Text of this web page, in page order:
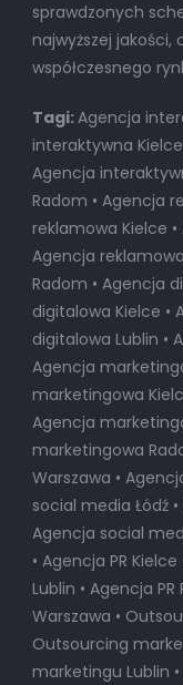
sprawdzonych
najwyższej
współczesnego
Tagi:Agencja
interaktywna
Agencja
Radom • Agencja
reklamowa Kielce
Agencja
Radom • Agencja
digitalowa Kielce •
digitalowa Lublin •
Agencja
marketingowa
Agencja
marketingowa
Warszawa •
social media Łódź
Agencja social
• Agencja PR Kielce
Lublin • Agencja
Warszawa •
Outsourcing
marketingu Lublin